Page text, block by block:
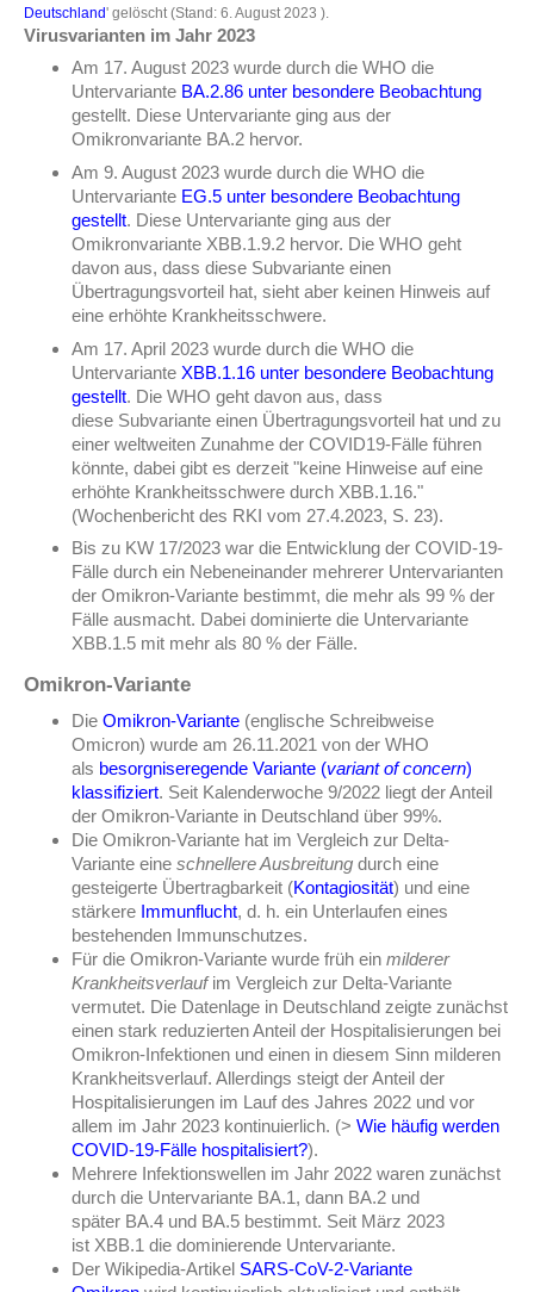
Deutschland' gelöscht (Stand: 6. August 2023 ).
Virusvarianten im Jahr 2023
Am 17. August 2023 wurde durch die WHO die
Untervariante BA.2.86 unter besondere Beobachtung
gestellt. Diese Untervariante ging aus der
Omikronvariante BA.2 hervor.
Am 9. August 2023 wurde durch die WHO die
Untervariante EG.5 unter besondere Beobachtung
gestellt. Diese Untervariante ging aus der
Omikronvariante XBB.1.9.2 hervor. Die WHO geht
davon aus, dass diese Subvariante einen
Übertragungsvorteil hat, sieht aber keinen Hinweis auf
eine erhöhte Krankheitsschwere.
Am 17. April 2023 wurde durch die WHO die
Untervariante XBB.1.16 unter besondere Beobachtung
gestellt. Die WHO geht davon aus, dass
diese Subvariante einen Übertragungsvorteil hat und zu
einer weltweiten Zunahme der COVID19-Fälle führen
könnte, dabei gibt es derzeit "keine Hinweise auf eine
erhöhte Krankheitsschwere durch XBB.1.16."
(Wochenbericht des RKI vom 27.4.2023, S. 23).
Bis zu KW 17/2023 war die Entwicklung der COVID-19-
Fälle durch ein Nebeneinander mehrerer Untervarianten
der Omikron-Variante bestimmt, die mehr als 99 % der
Fälle ausmacht. Dabei dominierte die Untervariante
XBB.1.5 mit mehr als 80 % der Fälle.
Omikron-Variante
Die Omikron-Variante (englische Schreibweise
Omicron) wurde am 26.11.2021 von der WHO
als besorgniseregende Variante (variant of concern)
klassifiziert. Seit Kalenderwoche 9/2022 liegt der Anteil
der Omikron-Variante in Deutschland über 99%.
Die Omikron-Variante hat im Vergleich zur Delta-
Variante eine schnellere Ausbreitung durch eine
gesteigerte Übertragbarkeit (Kontagiosität) und eine
stärkere Immunflucht, d. h. ein Unterlaufen eines
bestehenden Immunschutzes.
Für die Omikron-Variante wurde früh ein milderer
Krankheitsverlaufim Vergleich zur Delta-Variante
vermutet. Die Datenlage in Deutschland zeigte zunächst
einen stark reduzierten Anteil der Hospitalisierungen bei
Omikron-Infektionen und einen in diesem Sinn milderen
Krankheitsverlauf. Allerdings steigt der Anteil der
Hospitalisierungen im Lauf des Jahres 2022 und vor
allem im Jahr 2023 kontinuierlich. (> Wie häufig werden
COVID-19-Fälle hospitalisiert?).
Mehrere Infektionswellen im Jahr 2022 waren zunächst
durch die Untervariante BA.1, dann BA.2 und
später BA.4 und BA.5 bestimmt. Seit März 2023
ist XBB.1 die dominierende Untervariante.
Der Wikipedia-Artikel SARS-CoV-2-Variante